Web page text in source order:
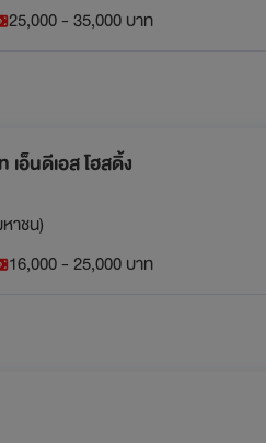
25,000 - 35,000 บาท
อ็นดีเอส โฮสดิ้ง
าชน)
16,000 - 25,000 บาท